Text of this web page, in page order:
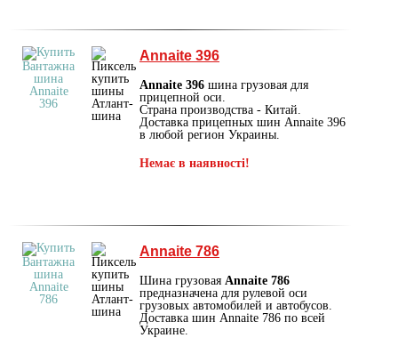
Annaite 396
Annaite 396 шина грузовая для
прицепной оси.
Страна производства - Китай.
Доставка прицепных шин Annaite 396
в любой регион Украины.
Немає в наявності!
Annaite 786
Шина грузовая Annaite 786
предназначена для рулевой оси
грузовых автомобилей и автобусов.
Доставка шин Annaite 786 по всей
Украине.